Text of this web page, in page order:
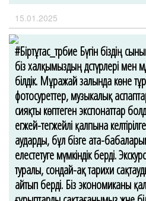
15.01.2025
#Біртұтас_тәрбие Бүгін біздің
біз халқымыздың дәстүрлері мен
білдік. Мұражай залында көне
фотосуреттер, музыкалық
сияқты көптеген экспонаттар
егжей-тегжейлі қалпына
аударды, бұл бізге ата-
елестетуге мүмкіндік берді.
туралы, сондай-ақ тарихи
айтып берді. Біз экономиканы